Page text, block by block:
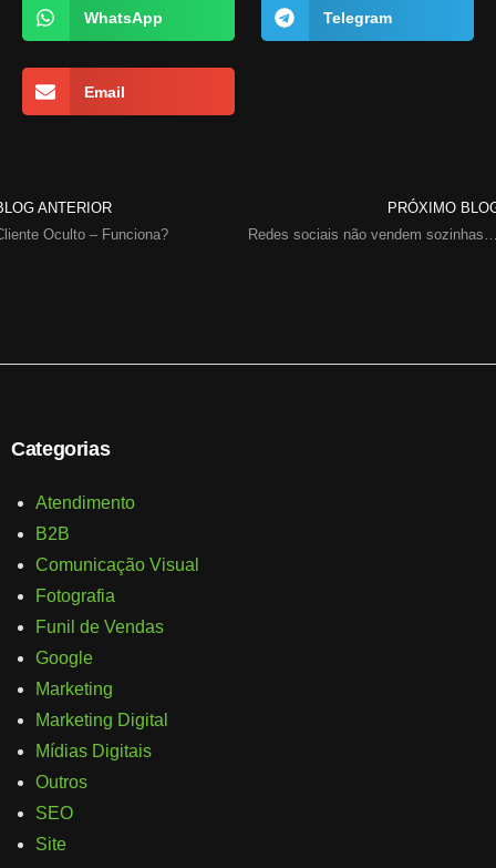
WhatsApp Telegram
Email
ANTERIOR
Oculto – Funciona?
PRÓXIMO
Redes sociais não vendem sozinhas: o que sua empresa
Categorias
Atendimento
B2B
Comunicação Visual
Fotografia
Funil de Vendas
Google
Marketing
Marketing Digital
Mídias Digitais
Outros
SEO
Site